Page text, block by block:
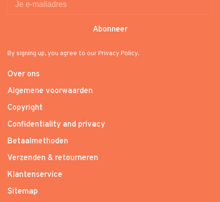
Abonneer
By signing up, you agree to our Privacy Policy.
Over ons
Algemene voorwaarden
Copyright
Confidentiality and privacy
Betaalmethoden
Verzenden & retourneren
Klantenservice
Sitemap